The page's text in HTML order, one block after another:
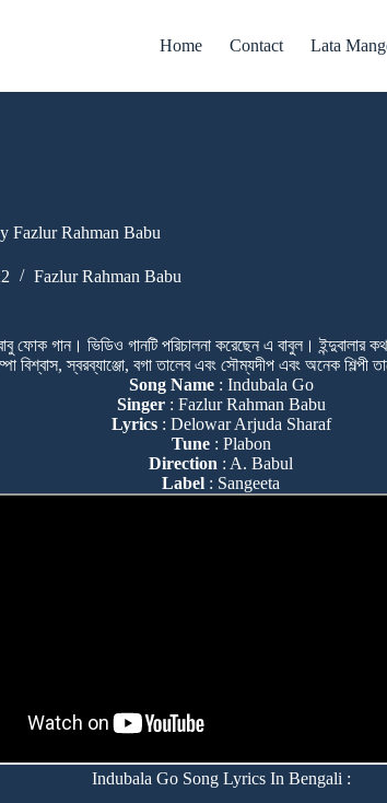
Home Contact Lata
Fazlur Rahman Babu
Fazlur Rahman Babu
ফোক গান। ভিডিও গানটি পরিচালনা করেছেন এ বাবুল।
বিশ্বাস, স্বরব্যাঞ্জো, বগা তালেব এবং সৌম্যদীপ এবং অনেক শিল্পী
Song Name: Indubala Go
Singer : Fazlur Rahman Babu
Lyrics : Delowar Arjuda Sharaf
Tune : Plabon
Direction : A. Babul
Label : Sangeeta
Indubala Go Song Lyrics In Bengali :